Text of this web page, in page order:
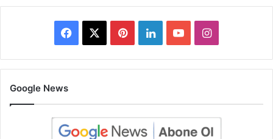
Facebook PinterestLinkedInYouTubeInstagram
Google News